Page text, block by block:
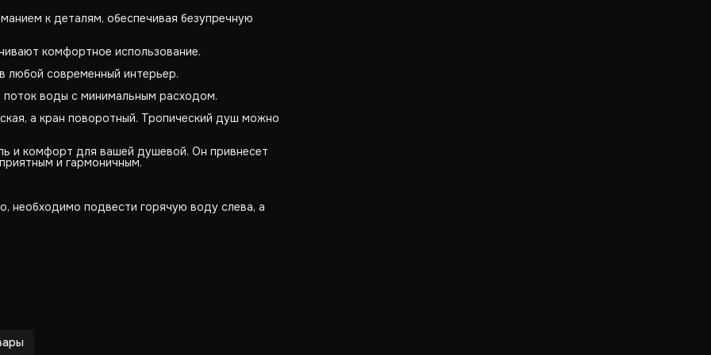
к деталям, обеспечивая безупречную
комфортное использование.
любой современный интерьер.
воды с минимальным расходом.
а кран поворотный. Тропический душ можно
и комфорт для вашей душевой. Он привнесет
и гармоничным.
необходимо подвести горячую воду слева, а